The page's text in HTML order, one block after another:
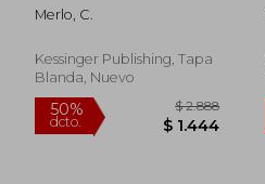
Stadterweiterungen
Und
Lex Adickes (1894)
(en Alemán)
Merlo, C.
Kessinger Publishing, Tapa
Blanda, Nuevo